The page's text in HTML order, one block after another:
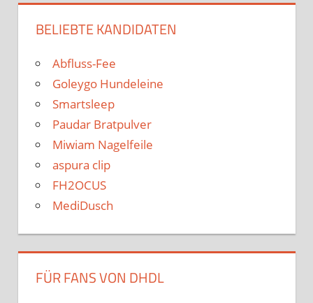
BELIEBTE KANDIDATEN
Abfluss-Fee
Goleygo Hundeleine
Smartsleep
Paudar Bratpulver
Miwiam Nagelfeile
aspura clip
FH2OCUS
MediDusch
FÜR FANS VON DHDL